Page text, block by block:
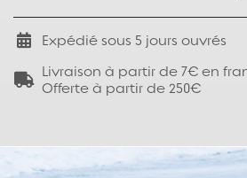
Expédié sous 5 jours ouvrés
Livraison à partir de 7€ en
Offerte à partir de 250€